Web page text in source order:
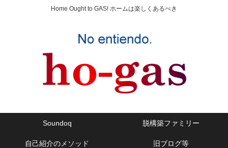
Home Ought to GAS! ホームは楽しくあるべき
Soundoq 脱構築ファミリー
自己紹介のメソッド 旧ブログ等